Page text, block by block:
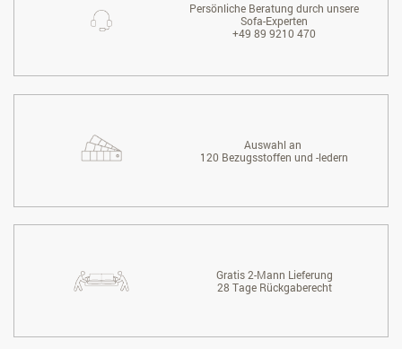
Persönliche Beratung durch unsere
Sofa-Experten
+49 89 9210 470
Auswahl an
120 Bezugsstoffen und -ledern
Gratis 2-Mann Lieferung
28 Tage Rückgaberecht